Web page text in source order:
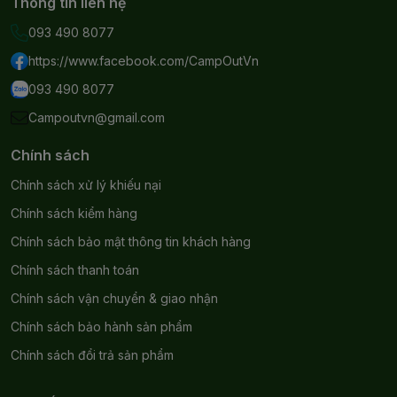
giản và việc điều chỉnh mức rang thật dễ dàng. Bạn
cũng có thể sử dụng nó để chiên, làm mì ống hoặc làm
bỏng ngô, mang lại khả năng sáng tạo ẩm thực vô tận.
[Thiết kế đơn giản] Thiết kế đẹp mắt phù hợp với hình
dạng của hộp lunch box. Lưới thép hàn giảm thiểu sự
093 490 8077
https://www.facebook.com/CampOutVn
093 490 8077
Campoutvn@gmail.com
Chính sách
Chính sách xử lý khiếu nại
Chính sách kiểm hàng
Chính sách bảo mật thông tin khách hàng
Chính sách thanh toán
Chính sách vận chuyển & giao nhận
Chính sách bảo hành sản phẩm
Chính sách đổi trả sản phẩm